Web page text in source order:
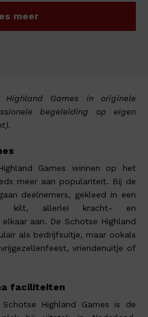
meer
Games in originele
begeleiding op eigen
Games winnen op het
meer aan populariteit. Bij de
deelnemers, gekleed in een
kilt, allerlei kracht- en
aan. De Schotse Highland
als bedrijfsuitje, maar ookals
vriendenuitje of
faciliteiten
Highland Games is de